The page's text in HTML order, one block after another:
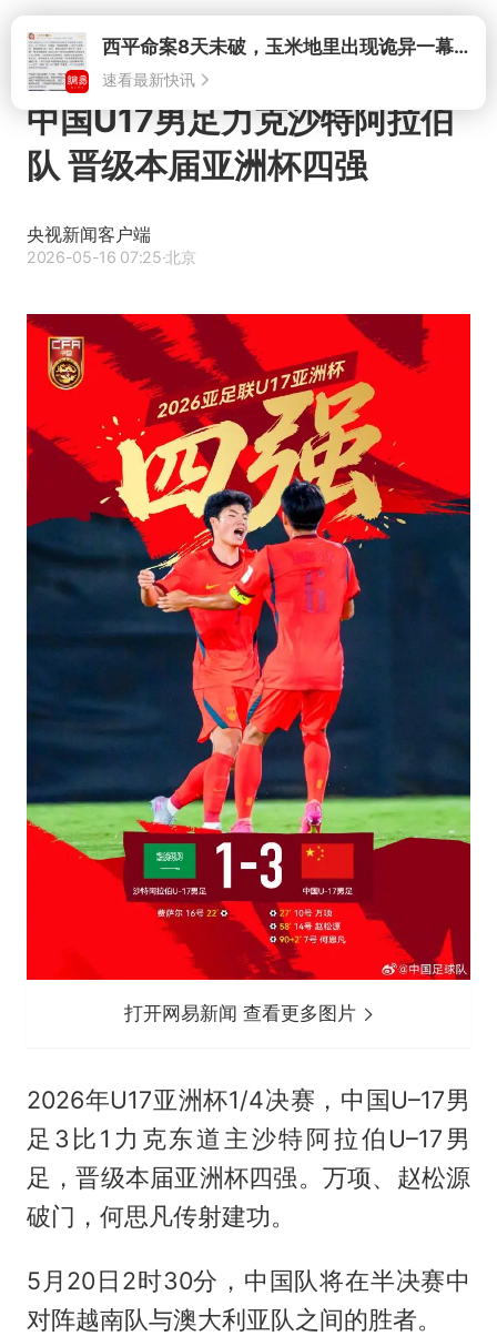
打开
中国U17男足力克沙特阿拉伯
队 晋级本届亚洲杯四强
央视新闻客户端
2026-05-16 07:25·北京
打开网易新闻 查看更多图片
2026年U17亚洲杯1/4决赛，中国U–17男
足3比1力克东道主沙特阿拉伯U–17男
足，晋级本届亚洲杯四强。万项、赵松源
破门，何思凡传射建功。
5月20日2时30分，中国队将在半决赛中
对阵越南队与澳大利亚队之间的胜者。